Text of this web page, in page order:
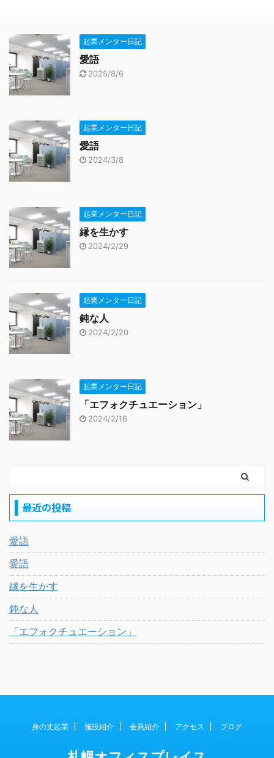
起業メンター日記
愛語
2025/8/6
起業メンター日記
愛語
2024/3/8
起業メンター日記
縁を生かす
2024/2/29
起業メンター日記
鈍な人
2024/2/20
起業メンター日記
「エフォクチュエーション」
2024/2/16
最近の投稿
愛語
愛語
縁を生かす
鈍な人
「エフォクチュエーション」
身の丈起業 施設紹介 会員紹介 アクセス ブログ